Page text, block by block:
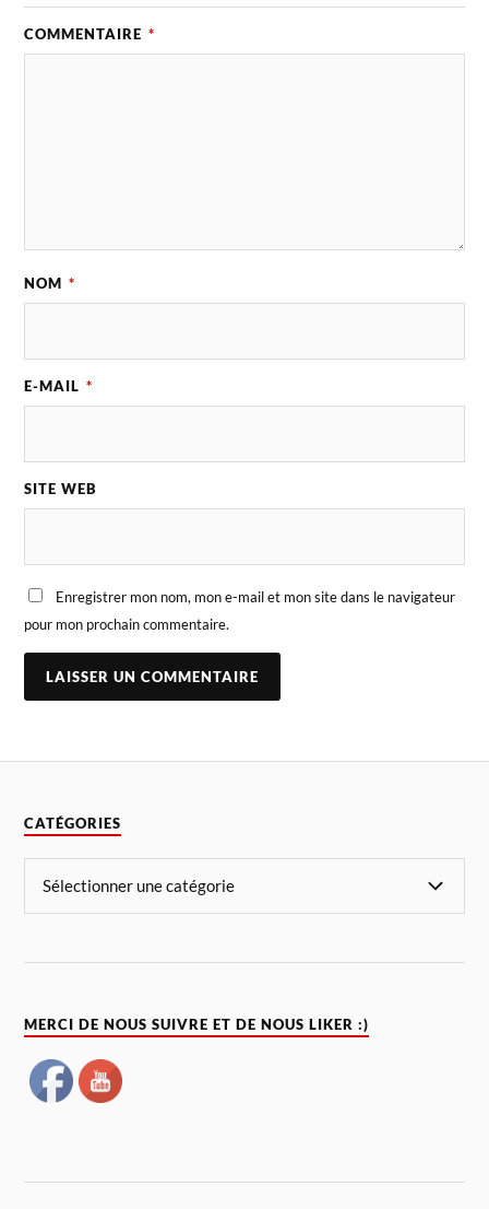
COMMENTAIRE *
NOM *
E-MAIL *
SITE WEB
Enregistrer mon nom, mon e-mail et mon site dans le navigateur
pour mon prochain commentaire.
CATÉGORIES
MERCI DE NOUS SUIVRE ET DE NOUS LIKER :)